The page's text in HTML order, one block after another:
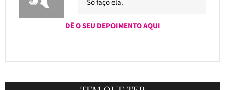
Só faço ela.
DÊ O SEU DEPOIMENTO AQUI